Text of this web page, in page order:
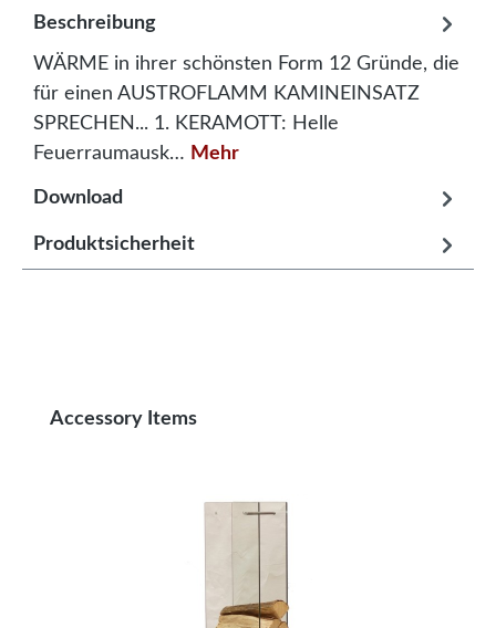
Beschreibung
WÄRME in ihrer schönsten Form 12 Gründe, die
für einen AUSTROFLAMM KAMINEINSATZ
SPRECHEN... 1. KERAMOTT: Helle
Feuerraumausk… Mehr
Download
Produktsicherheit
Produktgalerie überspringen
Accessory Items